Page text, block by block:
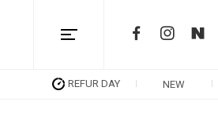
REFUR DAY NEW